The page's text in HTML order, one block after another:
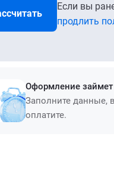
Если вы
продлить
Оформление
Заполните данные,
оплатите.